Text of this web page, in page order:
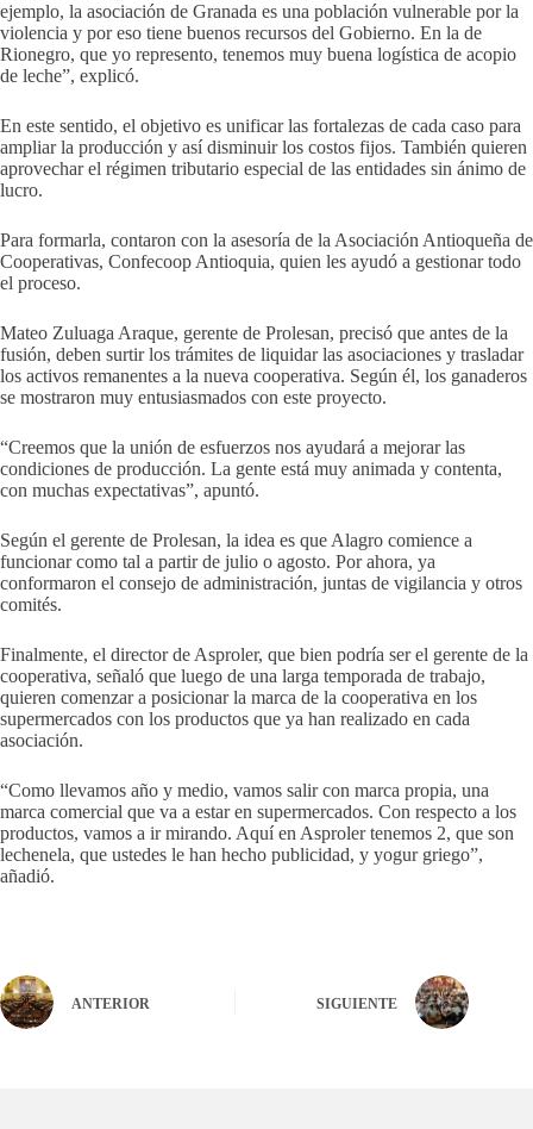
ejemplo, la asociación de Granada es una población vulnerable por la
violencia y por eso tiene buenos recursos del Gobierno. En la de
Rionegro, que yo represento, tenemos muy buena logística de acopio
de leche”, explicó.
En este sentido, el objetivo es unificar las fortalezas de cada caso para
ampliar la producción y así disminuir los costos fijos. También quieren
aprovechar el régimen tributario especial de las entidades sin ánimo de
lucro.
Para formarla, contaron con la asesoría de la Asociación Antioqueña de
Cooperativas, Confecoop Antioquia, quien les ayudó a gestionar todo
el proceso.
Mateo Zuluaga Araque, gerente de Prolesan, precisó que antes de la
fusión, deben surtir los trámites de liquidar las asociaciones y trasladar
los activos remanentes a la nueva cooperativa. Según él, los ganaderos
se mostraron muy entusiasmados con este proyecto.
“Creemos que la unión de esfuerzos nos ayudará a mejorar las
condiciones de producción. La gente está muy animada y contenta,
con muchas expectativas”, apuntó.
Según el gerente de Prolesan, la idea es que Alagro comience a
funcionar como tal a partir de julio o agosto. Por ahora, ya
conformaron el consejo de administración, juntas de vigilancia y otros
comités.
Finalmente, el director de Asproler, que bien podría ser el gerente de la
cooperativa, señaló que luego de una larga temporada de trabajo,
quieren comenzar a posicionar la marca de la cooperativa en los
supermercados con los productos que ya han realizado en cada
asociación.
“Como llevamos año y medio, vamos salir con marca propia, una
marca comercial que va a estar en supermercados. Con respecto a los
productos, vamos a ir mirando. Aquí en Asproler tenemos 2, que son
lechenela, que ustedes le han hecho publicidad, y yogur griego”,
añadió.
ANTERIOR SIGUIENTE